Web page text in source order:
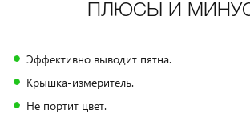
ПЛЮСЫ И
Эффективно выводит пятна.
Крышка-измеритель.
Не портит цвет.